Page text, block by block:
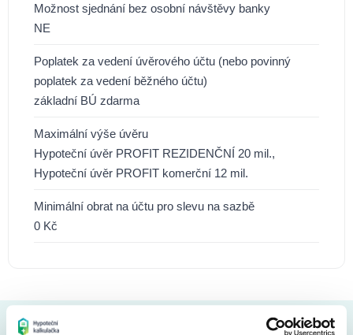
Možnost sjednání bez osobní návštěvy banky
NE
Poplatek za vedení úvěrového účtu (nebo povinný
poplatek za vedení běžného účtu)
základní BÚ zdarma
Maximální výše úvěru
Hypoteční úvěr PROFIT REZIDENČNÍ 20 mil.,
Hypoteční úvěr PROFIT komerční 12 mil.
Minimální obrat na účtu pro slevu na sazbě
0 Kč